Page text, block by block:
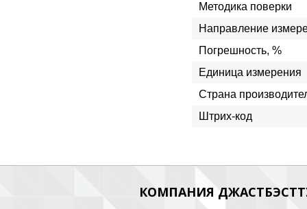
Методика поверки
Направление
Погрешность, %
Единица измерения
Страна
Штрих-код
КОМПАНИЯ